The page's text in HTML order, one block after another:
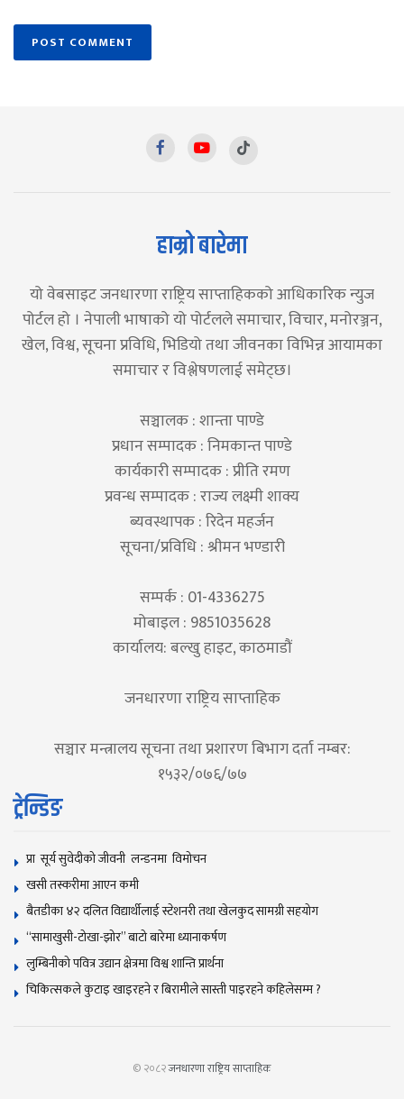
हाम्रो बारेमा
यो वेबसाइट जनधारणा राष्ट्रिय साप्ताहिकको आधिकारिक न्युज
पोर्टल हो । नेपाली भाषाको यो पोर्टलले समाचार, विचार, मनोरञ्जन,
खेल, विश्व, सूचना प्रविधि, भिडियो तथा जीवनका विभिन्न आयामका
समाचार र विश्लेषणलाई समेट्छ।
सञ्चालक : शान्ता पाण्डे
प्रधान सम्पादक : निमकान्त पाण्डे
कार्यकारी सम्पादक : प्रीति रमण
प्रवन्ध सम्पादक : राज्य लक्ष्मी शाक्य
ब्यवस्थापक : रिदेन महर्जन
सूचना/प्रविधि : श्रीमन भण्डारी
सम्पर्क : 01-4336275
मोबाइल : 9851035628
कार्यालय: बल्खु हाइट, काठमाडौं
जनधारणा राष्ट्रिय साप्ताहिक
सञ्चार मन्त्रालय सूचना तथा प्रशारण बिभाग दर्ता नम्बर:
१५३२/०७६/७७
ट्रेन्डिङ
प्रा सूर्य सुवेदीको जीवनी लन्डनमा विमोचन
खसी तस्करीमा आएन कमी
बैतडीका ४२ दलित विद्यार्थीलाई स्टेशनरी तथा खेलकुद सामग्री सहयोग
“सामाखुसी-टोखा-झोर” बाटो बारेमा ध्यानाकर्षण
लुम्बिनीको पवित्र उद्यान क्षेत्रमा विश्व शान्ति प्रार्थना
चिकित्सकले कुटाइ खाइरहने र बिरामीले सास्ती पाइरहने कहिलेसम्म ?
© २०८२जनधारणा राष्ट्रिय साप्ताहिक